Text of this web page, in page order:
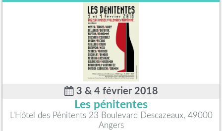
3 & 4 février 2018
Les pénitentes
L'Hôtel des Pénitents 23 Boulevard Descazeaux, 49000
Angers